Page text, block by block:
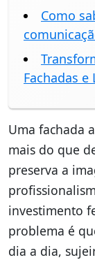
Como
Fachadas
Uma fachada
mais do que
preserva a
investimento
problema é
dia a dia,